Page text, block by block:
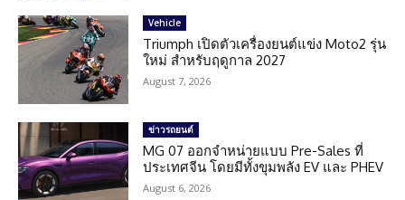
Vehicle
Triumph เปิดตัวเครื่องยนต์แข่ง Moto2 รุ่น
ใหม่ สำหรับฤดูกาล 2027
August 7, 2026
ข่าวรถยนต์
MG 07 ออกจำหน่ายแบบ Pre-Sales ที่
ประเทศจีน โดยมีทั้งขุมพลัง EV และ PHEV
August 6, 2026